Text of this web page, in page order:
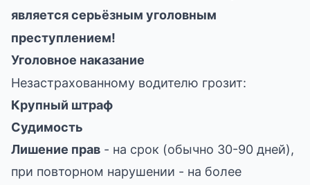
является серьёзным уголовным
преступлением!
Уголовное наказание
Незастрахованному водителю грозит:
Крупный штраф
Судимость
Лишение прав - на срок (обычно 30-90 дней),
при повторном нарушении - на более